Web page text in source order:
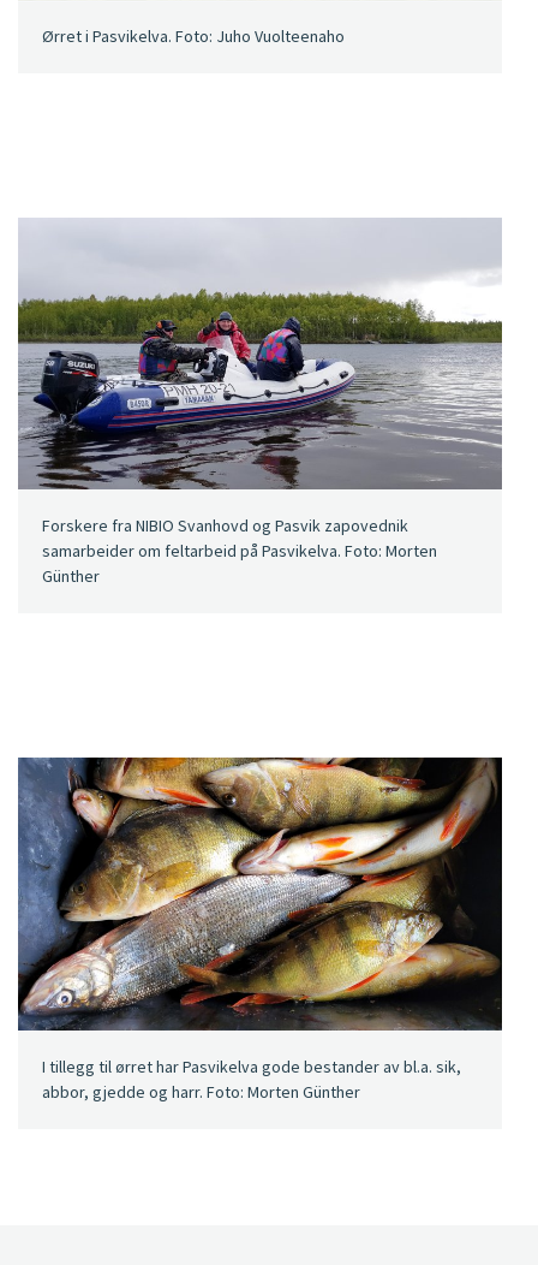
Ørret i Pasvikelva. Foto: Juho Vuolteenaho
Forskere fra NIBIO Svanhovd og Pasvik zapovednik
samarbeider om feltarbeid på Pasvikelva. Foto: Morten
Günther
I tillegg til ørret har Pasvikelva gode bestander av bl.a. sik,
abbor, gjedde og harr. Foto: Morten Günther